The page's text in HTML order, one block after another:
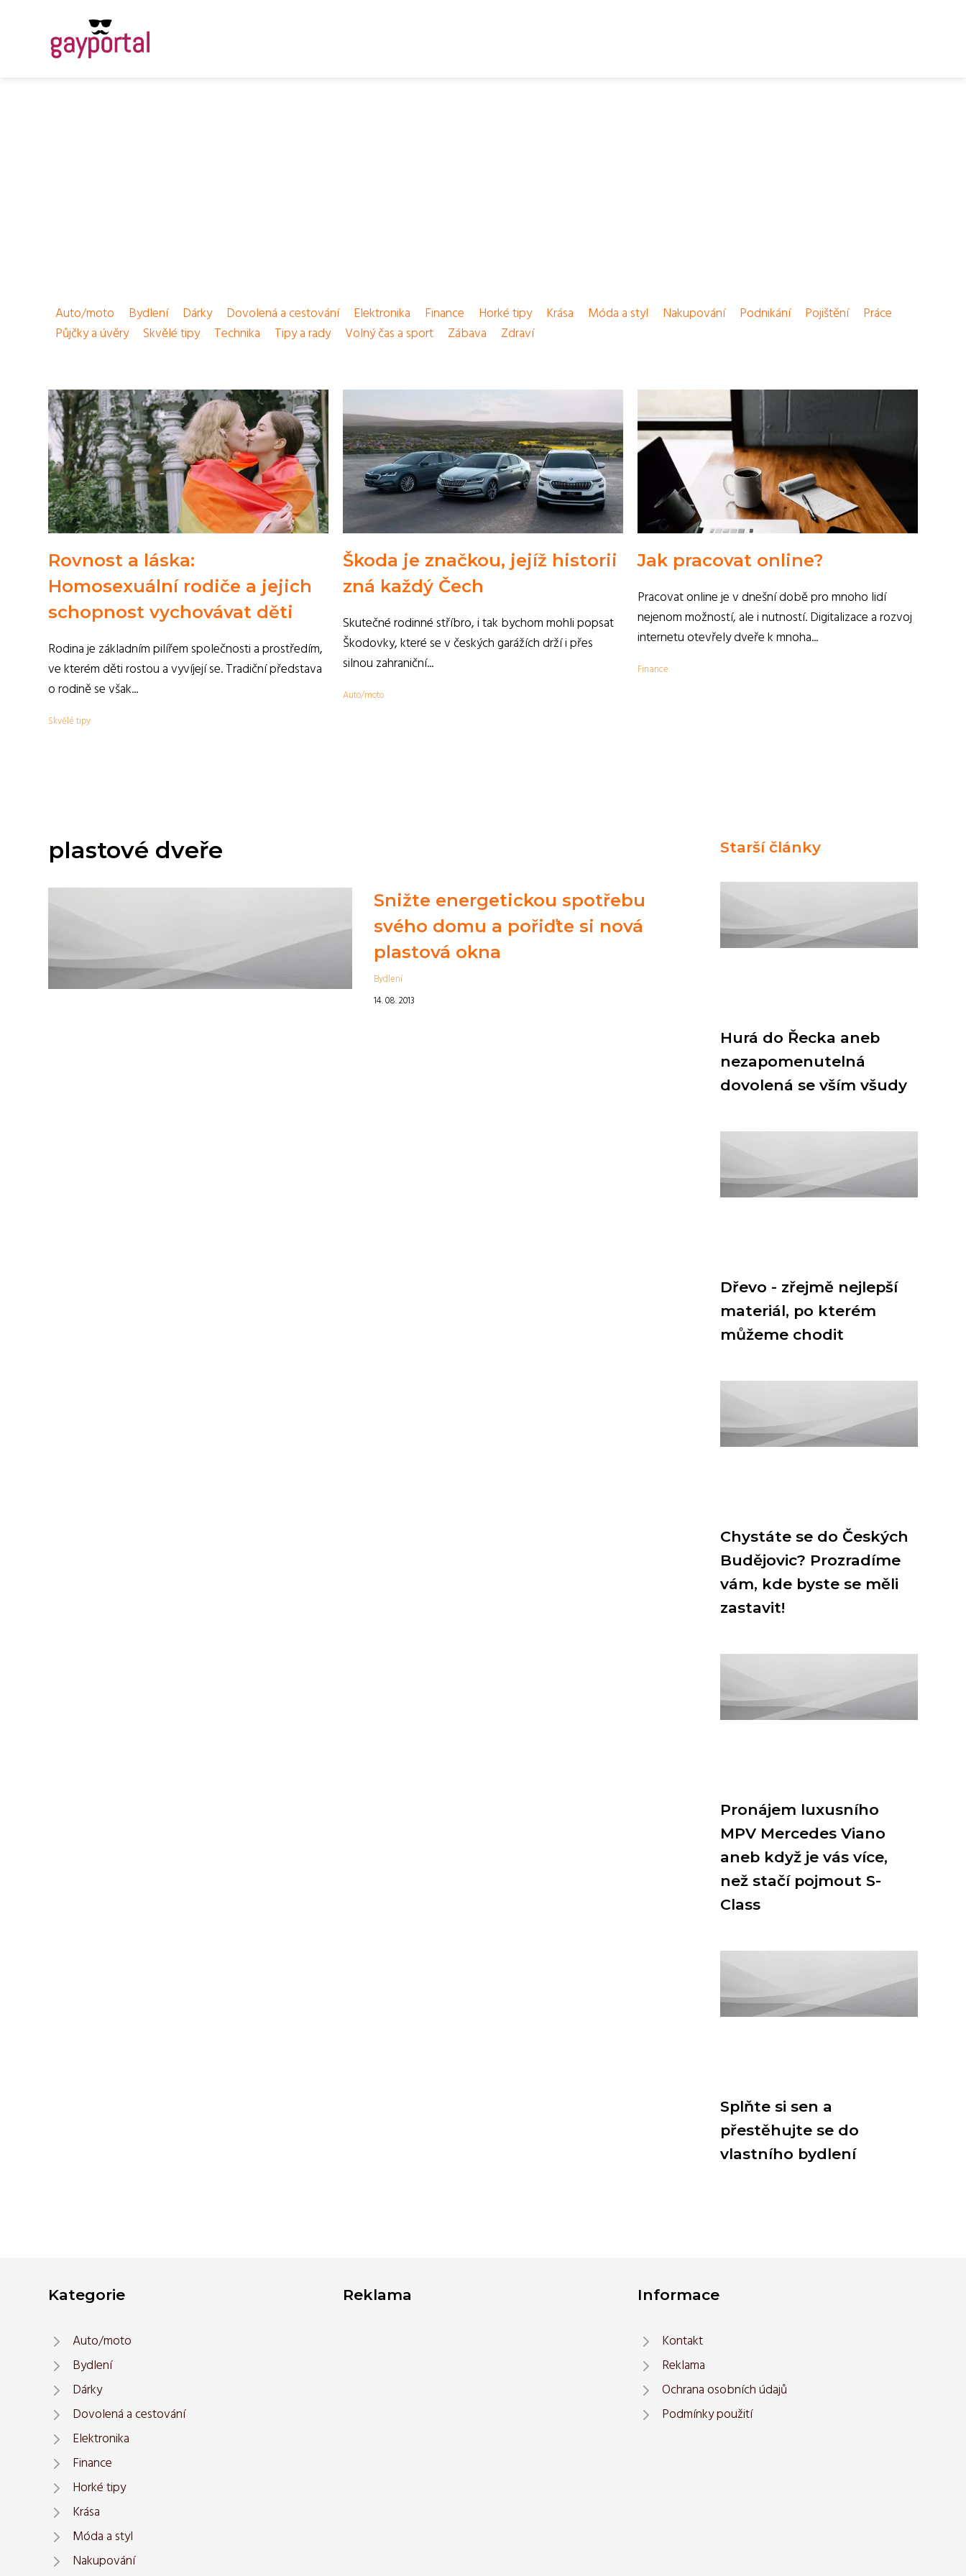
Auto/moto Bydlení Dárky Dovolená a cestování Elektronika Finance Horké tipy Krása Móda a styl Nakupování Podnikání Pojištění
Práce
Půjčky a úvěry
Skvělé tipy Technika Tipy a rady Volný čas a sport Zábava Zdraví
Rovnost a láska:
Homosexuální rodiče a jejich
schopnost vychovávat děti
Rodina je základním pilířem společnosti a prostředím,
ve kterém děti rostou a vyvíjejí se. Tradiční představa
o rodině se však...
Skvělé tipy
Škoda je značkou, jejíž historii
zná každý Čech
Skutečné rodinné stříbro, i tak bychom mohli popsat
Škodovky, které se v českých garážích drží i přes
silnou zahraniční...
Auto/moto
Jak pracovat online?
Pracovat online je v dnešní době pro mnoho lidí
nejenom možností, ale i nutností. Digitalizace a rozvoj
internetu otevřely dveře k mnoha...
Finance
plastové dveře
Snižte energetickou spotřebu
svého domu a pořiďte si nová
plastová okna
Bydlení
14. 08. 2013
Starší články
Hurá do Řecka aneb
nezapomenutelná
dovolená se vším všudy
Dřevo - zřejmě nejlepší
materiál, po kterém
můžeme chodit
Chystáte se do Českých
Budějovic? Prozradíme
vám, kde byste se měli
zastavit!
Pronájem luxusního
MPV Mercedes Viano
aneb když je vás více,
než stačí pojmout S-
Class
Splňte si sen a
přestěhujte se do
vlastního bydlení
Kategorie
Auto/moto
Bydlení
Dárky
Dovolená a cestování
Elektronika
Finance
Horké tipy
Krása
Móda a styl
Nakupování
Reklama Informace
Kontakt
Reklama
Ochrana osobních údajů
Podmínky použití